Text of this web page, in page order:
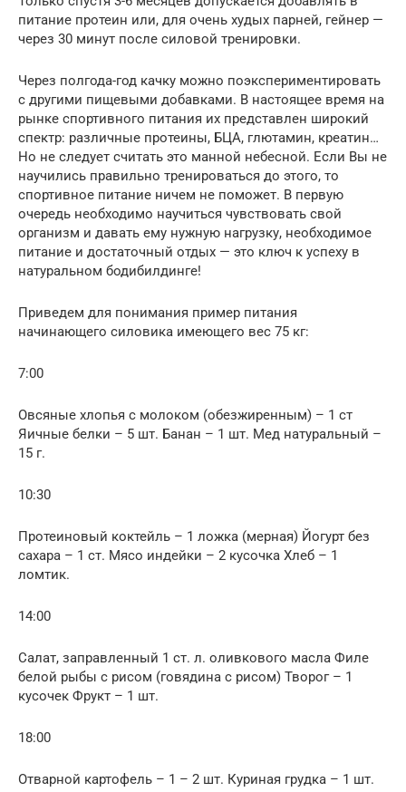
питание протеин или, для очень худых парней, гейнер —
через 30 минут после силовой тренировки.
Через полгода-год качку можно поэкспериментировать
с другими пищевыми добавками. В настоящее время на
рынке спортивного питания их представлен широкий
спектр: различные протеины, БЦА, глютамин, креатин…
Но не следует считать это манной небесной. Если Вы не
научились правильно тренироваться до этого, то
спортивное питание ничем не поможет. В первую
очередь необходимо научиться чувствовать свой
организм и давать ему нужную нагрузку, необходимое
питание и достаточный отдых — это ключ к успеху в
натуральном бодибилдинге!
Приведем для понимания пример питания
начинающего силовика имеющего вес 75 кг:
7:00
Овсяные хлопья с молоком (обезжиренным) – 1 ст
Яичные белки – 5 шт. Банан – 1 шт. Мед натуральный –
15 г.
10:30
Протеиновый коктейль – 1 ложка (мерная) Йогурт без
сахара – 1 ст. Мясо индейки – 2 кусочка Хлеб – 1
ломтик.
14:00
Салат, заправленный 1 ст. л. оливкового масла Филе
белой рыбы с рисом (говядина с рисом) Творог – 1
кусочек Фрукт – 1 шт.
18:00
Отварной картофель – 1 – 2 шт. Куриная грудка – 1 шт.